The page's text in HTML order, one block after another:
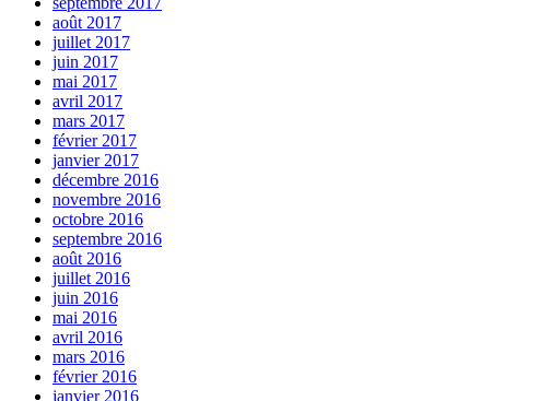
août 2017
juillet 2017
juin 2017
mai 2017
avril 2017
mars 2017
février 2017
janvier 2017
décembre 2016
novembre 2016
octobre 2016
septembre 2016
août 2016
juillet 2016
juin 2016
mai 2016
avril 2016
mars 2016
février 2016
janvier 2016